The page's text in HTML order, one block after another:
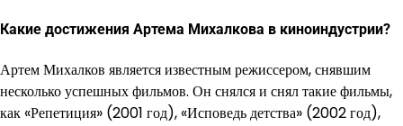
Какие достижения Артема Михалкова в киноиндустрии?
Артем Михалков является известным режиссером, снявшим
несколько успешных фильмов. Он снялся и снял такие фильмы,
как «Репетиция» (2001 год), «Исповедь детства» (2002 год),